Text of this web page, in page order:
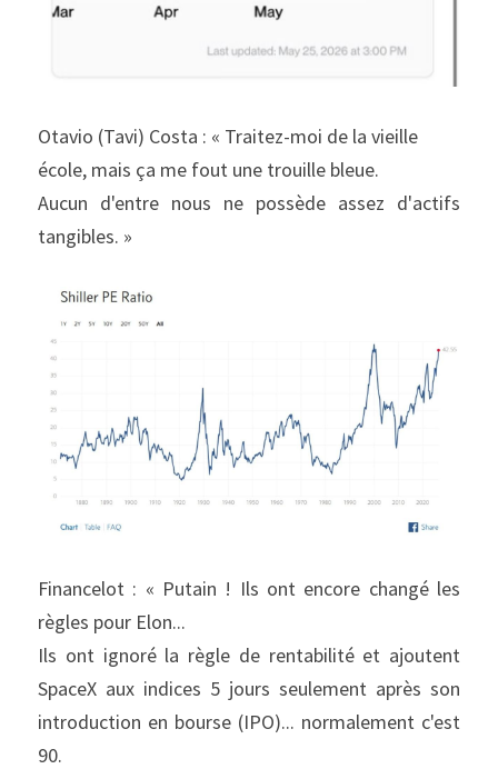
Otavio (Tavi) Costa : « Traitez-moi de la vieille
école, mais ça me fout une trouille bleue.
Aucun d'entre nous ne possède assez d'actifs
tangibles. »
Financelot : « Putain ! Ils ont encore changé les
règles pour Elon...
Ils ont ignoré la règle de rentabilité et ajoutent
SpaceX aux indices 5 jours seulement après son
introduction en bourse (IPO)... normalement c'est
90.